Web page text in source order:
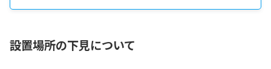
設置場所の下見について